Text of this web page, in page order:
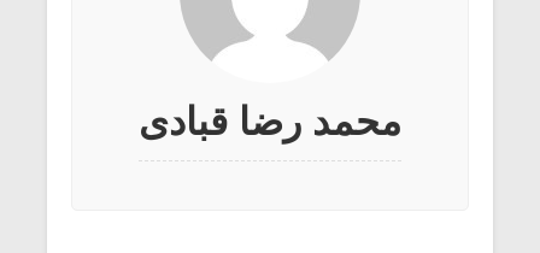
محمد رضا قبادی